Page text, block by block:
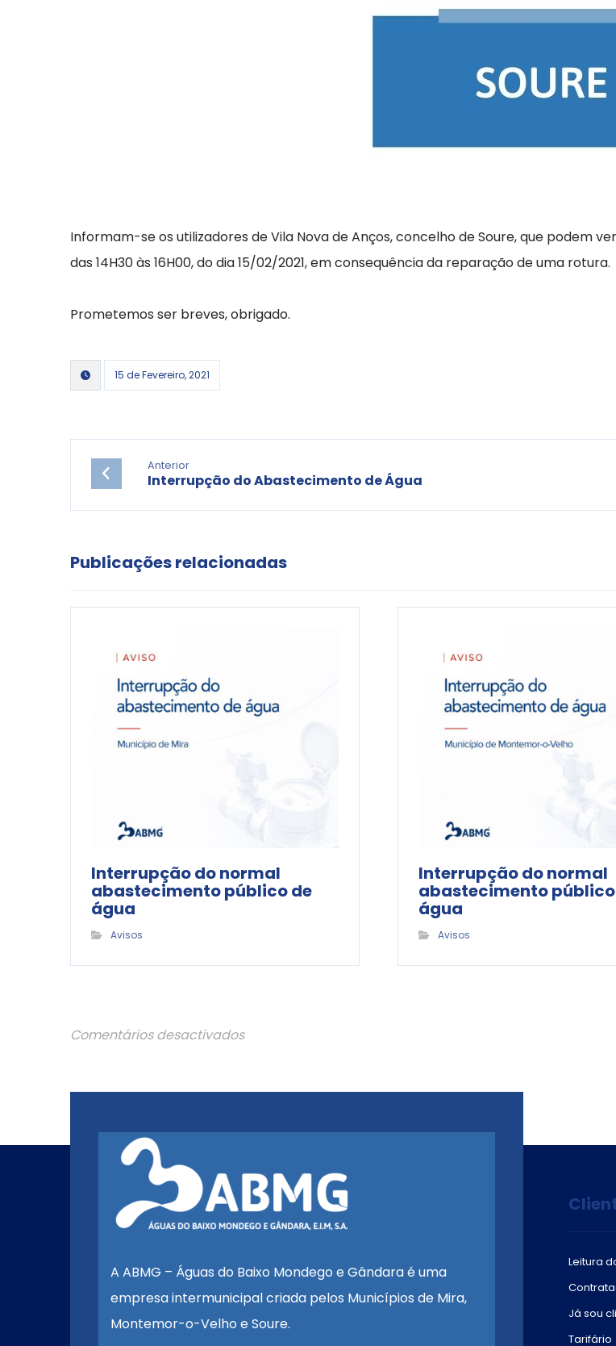
Informam-se os utilizadores de Vila Nova de Anços, concelho de Soure, que podem
das 14H30 às 16H00, do dia 15/02/2021, em consequência da reparação de uma rotura.
Prometemos ser breves, obrigado.
15 de Fevereiro, 2021
Anterior
Interrupção do Abastecimento de Água
Publicações relacionadas
Interrupção do normal
abastecimento público de
água
Avisos
Interrupção do normal
abastecimento
água
Avisos
Comentários desactivados
A ABMG – Águas do Baixo Mondego e Gândara é uma
empresa intermunicipal criada pelos Municípios de Mira,
Montemor-o-Velho e Soure.
Leitura
Já sou
Tarifário